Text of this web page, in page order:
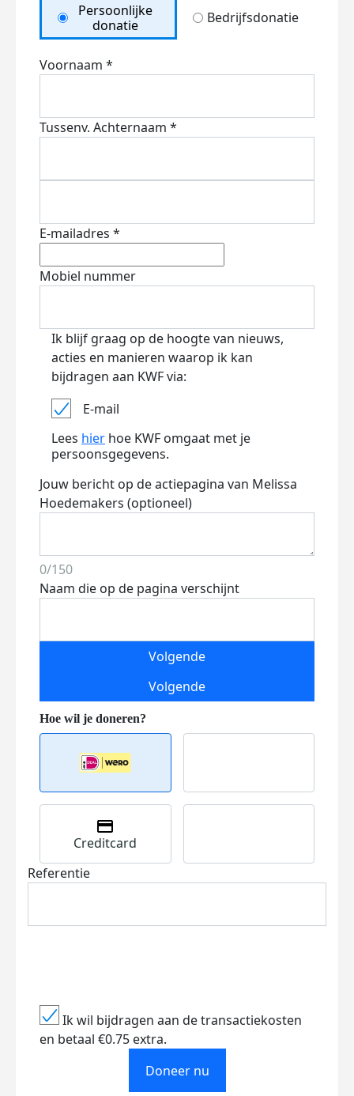
Persoonlijke
donatie
Bedrijfsdonatie
Voornaam *
Tussenv. Achternaam *
E-mailadres *
Mobiel nummer
Ik blijf graag op de hoogte van nieuws,
acties en manieren waarop ik kan
bijdragen aan KWF via:
E-mail
Lees hier hoe KWF omgaat met je
persoonsgegevens.
Jouw bericht op de actiepagina van Melissa
Hoedemakers (optioneel)
0/150
Naam die op de pagina verschijnt
Volgende
Volgende
Creditcard
Referentie
Ik wil bijdragen aan de transactiekosten
en betaal €0.75 extra.
Doneer nu